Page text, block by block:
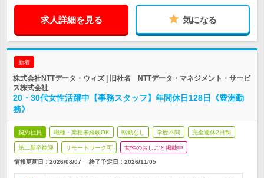
求人詳細を見る 気になる
新着
株式会社NTTデータ・ウィズ | 旧社名 NTTデータ・マネジメント・サービ
ス株式会社
20・30代女性活躍中【事務スタッフ】年間休日128日《豊洲勤
務》
契約社員 職種・業種未経験OK 転勤なし 学歴不問 完全週休2日制
第二新卒歓迎 リモートワーク可 女性のおしごと掲載中
情報更新日：2026/08/07 終了予定日： 2026/11/05